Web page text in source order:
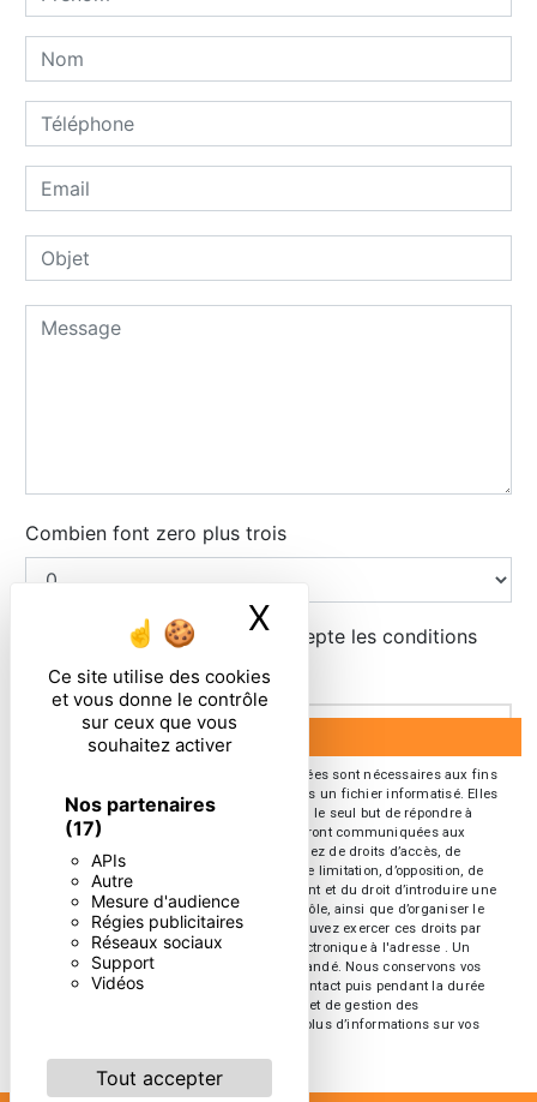
Ce site utilise des cookies
et vous donne le contrôle
sur ceux que vous
souhaitez activer
Nos partenaires
(17)
APIs
Autre
Mesure d'audience
Régies publicitaires
Réseaux sociaux
Support
Vidéos
Tout accepter
X Masquer le
Combien font zero plus trois
En cochant cette case, j'accepte les conditions
particulières ci-dessous **
ENVOYER
** Les données personnelles communiquées sont nécessaires aux fins
de vous contacter et sont enregistrées dans un fichier informatisé. Elles
sont destinées à et ses sous-traitants dans le seul but de répondre à
votre message. Les données collectées seront communiquées aux
seuls destinataires suivants: . Vous disposez de droits d’accès, de
rectification, d’effacement, de portabilité, de limitation, d’opposition, de
retrait de votre consentement à tout moment et du droit d’introduire une
réclamation auprès d’une autorité de contrôle, ainsi que d’organiser le
sort de vos données post-mortem. Vous pouvez exercer ces droits par
voie postale à l'adresse ou par courrier électronique à l'adresse . Un
justificatif d'identité pourra vous être demandé. Nous conservons vos
données pendant la période de prise de contact puis pendant la durée
de prescription légale aux fins probatoires et de gestion des
contentieux. Consultez le site cnil.fr pour plus d’informations sur vos